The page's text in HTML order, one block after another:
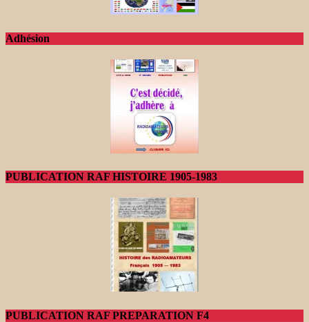
Adhésion
PUBLICATION RAF HISTOIRE 1905-1983
PUBLICATION RAF PREPARATION F4